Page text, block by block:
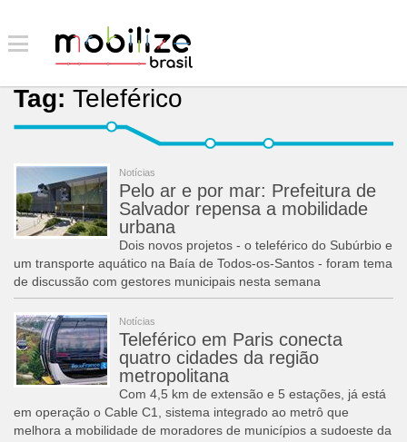
Tag: Teleférico
Notícias
Pelo ar e por mar: Prefeitura de
Salvador repensa a mobilidade
urbana
Dois novos projetos - o teleférico do Subúrbio e
um transporte aquático na Baía de Todos-os-Santos - foram tema
de discussão com gestores municipais nesta semana
Notícias
Teleférico em Paris conecta
quatro cidades da região
metropolitana
Com 4,5 km de extensão e 5 estações, já está
em operação o Cable C1, sistema integrado ao metrô que
melhora a mobilidade de moradores de municípios a sudoeste da